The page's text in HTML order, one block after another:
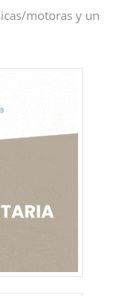
motoras y un